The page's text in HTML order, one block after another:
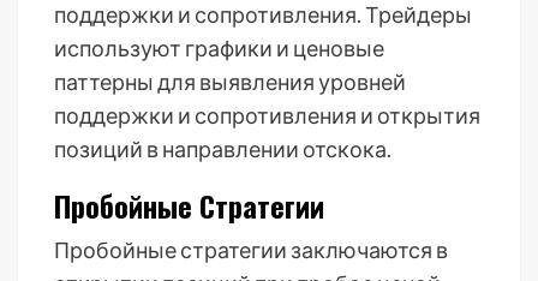
поддержки и сопротивления. Трейдеры
используют графики и ценовые
паттерны для выявления уровней
поддержки и сопротивления и открытия
позиций в направлении отскока.
Пробойные Стратегии
Пробойные стратегии заключаются в